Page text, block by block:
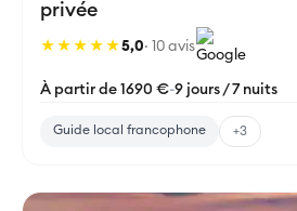
privée
★★★★★5,0· 10 avis
À partir de 1690 €-9 jours / 7 nuits
Guide local francophone +3